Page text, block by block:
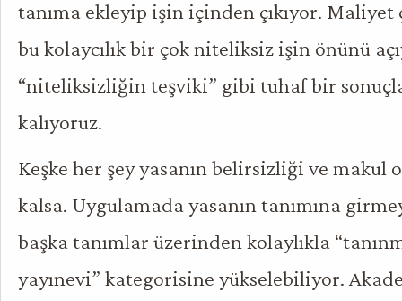
tanıma ekleyip işin içinden çıkıyor. Maliyet
bu kolaycılık bir çok niteliksiz işin önünü
“niteliksizliğin teşviki” gibi tuhaf bir
kalıyoruz.
Keşke her şey yasanın belirsizliği ve makul
kalsa. Uygulamada yasanın tanımına
başka tanımlar üzerinden kolaylıkla
yayınevi” kategorisine yükselebiliyor.